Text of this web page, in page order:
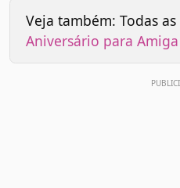
Veja também: Todas as
Aniversário para Amiga